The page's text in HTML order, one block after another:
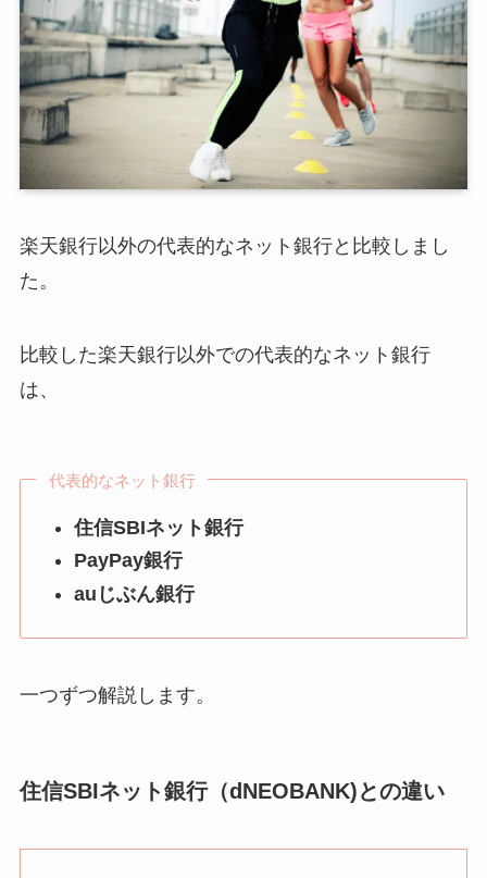
楽天銀行以外の代表的なネット銀行と比較しまし
た。
比較した楽天銀行以外での代表的なネット銀行
は、
代表的なネット銀行
住信SBIネット銀行
PayPay銀行
auじぶん銀行
一つずつ解説します。
住信SBIネット銀行（dNEOBANK)との違い